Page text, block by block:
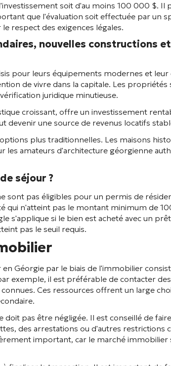
soit d'au moins 100 000 $. Il
que l'évaluation soit effectuée par un
respect des exigences légales.
nouvelles constructions et
pour leurs équipements modernes et
de vivre dans la capitale. Les propriétés
juridique minutieuse.
croissant, offre un investissement
une source de revenus locatifs
plus traditionnelles. Les maisons
les amateurs d'architecture géorgienne
séjour ?
pas éligibles pour un permis de
qui n'atteint pas le montant minimum de
s'applique si le bien est acheté avec un
pas le seuil requis.
Géorgie par le biais de l'immobilier
exemple, il est préférable de contacter
Ces ressources offrent un large
pas être négligée. Il est conseillé de
des arrestations ou d'autres restrictions
important, car le marché immobilier